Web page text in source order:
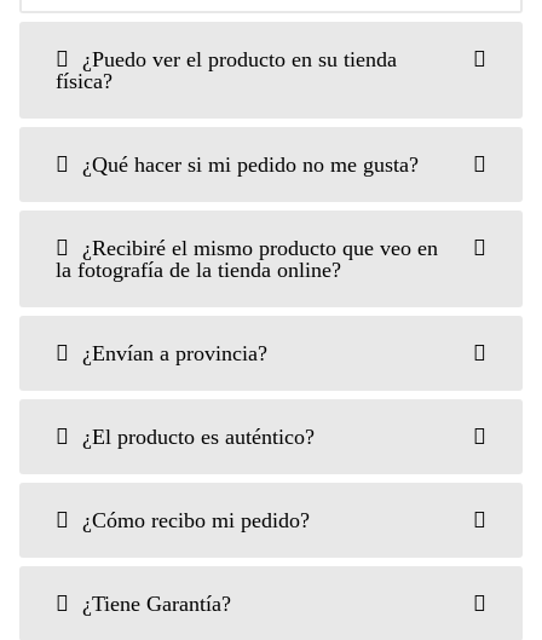
¿Puedo ver el producto en su tienda
física?
¿Qué hacer si mi pedido no me gusta?
¿Recibiré el mismo producto que veo en
la fotografía de la tienda online?
¿Envían a provincia?
¿El producto es auténtico?
¿Cómo recibo mi pedido?
¿Tiene Garantía?